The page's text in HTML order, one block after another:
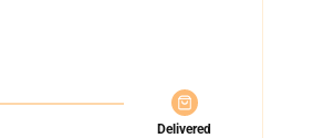
Delivered